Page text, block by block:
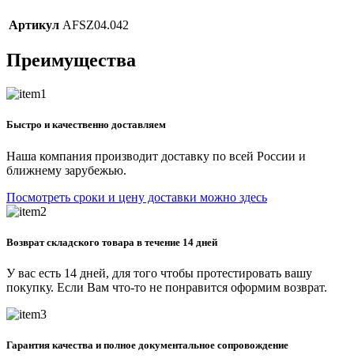
Артикул AFSZ04.042
Преимущества
Быстро и качественно доставляем
Наша компания производит доставку по всей России и
ближнему зарубежью.
Посмотреть сроки и цену доставки можно здесь
Возврат складского товара в течение 14 дней
У вас есть 14 дней, для того чтобы протестировать вашу
покупку. Если Вам что-то не понравится оформим возврат.
Гарантия качества и полное документальное сопровождение